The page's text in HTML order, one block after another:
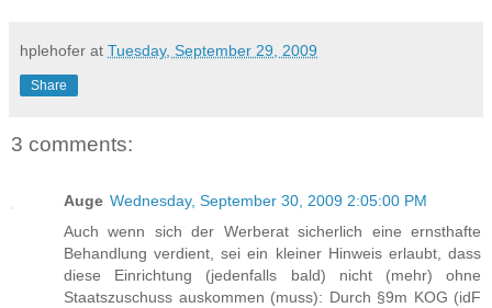
hplehofer at Tuesday, September 29, 2009
Share
3 comments:
Auge Wednesday, September 30, 2009 2:05:00 PM
Auch wenn sich der Werberat sicherlich eine ernsthafte
Behandlung verdient, sei ein kleiner Hinweis erlaubt, dass
diese Einrichtung (jedenfalls bald) nicht (mehr) ohne
Staatszuschuss auskommen (muss): Durch §9m KOG (idF